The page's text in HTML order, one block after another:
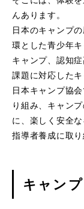
んあります。
日本のキャンプ
環とした青少年
キャンプ、認知
課題に対応した
日本キャンプ協
り組み、キャン
に、楽しく安全
指導者養成に取り
キャン